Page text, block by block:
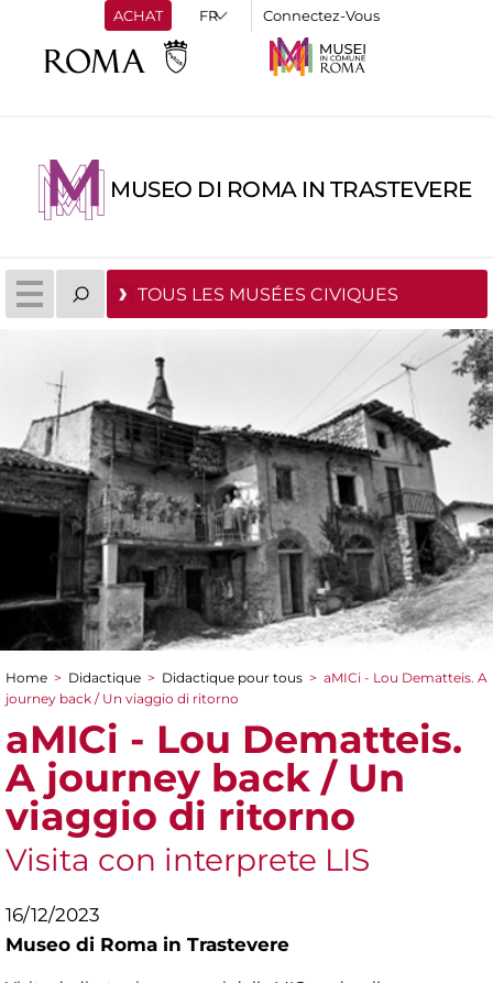
ACHAT Connectez-Vous
MUSEO DI ROMA IN TRASTEVERE
TOUS LES MUSÉES CIVIQUES
You are here
Home > Didactique > Didactique pour tous > aMICi - Lou Dematteis. A
journey back / Un viaggio di ritorno
aMICi - Lou Dematteis.
A journey back / Un
viaggio di ritorno
Visita con interprete LIS
16/12/2023
Museo di Roma in Trastevere